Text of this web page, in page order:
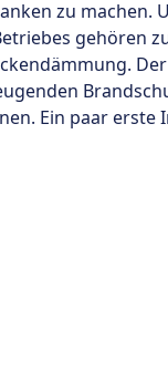
zu
gehören
Ein paar